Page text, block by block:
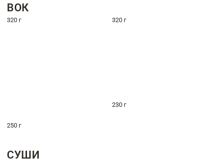
ВОК
320 г 320 г
230 г
250 г
СУШИ